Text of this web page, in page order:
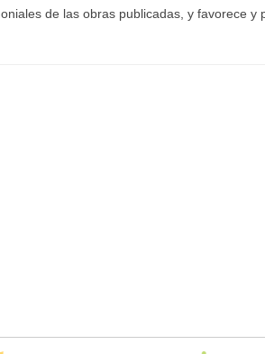
de las obras publicadas, y favorece y